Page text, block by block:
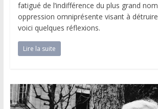
fatigué de l’indifférence du plus grand
oppression omniprésente visant à détruire
voici quelques réflexions.
Lire la suite